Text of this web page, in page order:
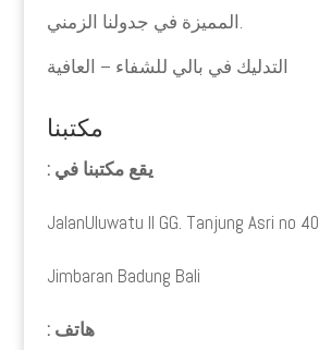
المميزة في جدولنا الزمني.
التدليك في بالي للشفاء – العافية
مكتبنا
يقع مكتبنا في :
JalanUluwatu II GG. Tanjung Asri no 40
Jimbaran Badung Bali
هاتف :